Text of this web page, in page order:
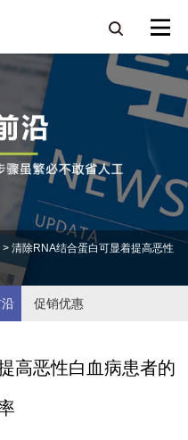
> 清除RNA结合蛋白可显着提高恶性
促销优惠
高恶性白血病患者的